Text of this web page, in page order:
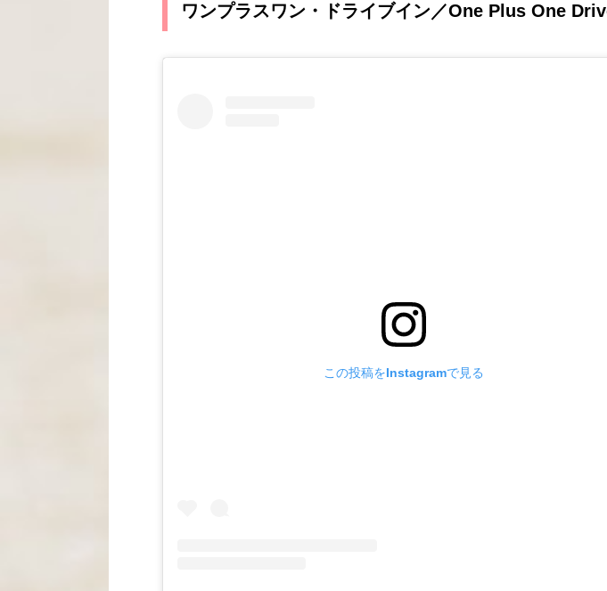
ワンプラスワン・ドライブイン／One Plus One
この投稿をInstagramで見る